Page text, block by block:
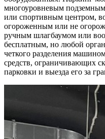
многоуровневым
или спортивным центром,
огороженным или не
ручным шлагбаумом или
бесплатным, но любой
четкого разделения
средств, ограничивающих
парковки и выезда его за